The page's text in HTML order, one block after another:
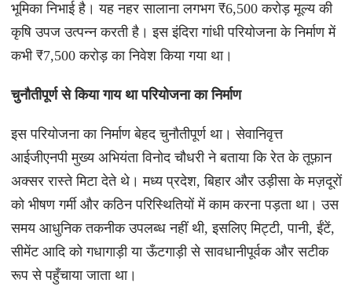
भूमिका निभाई है। यह नहर सालाना लगभग ₹6,500 करोड़ मूल्य की
कृषि उपज उत्पन्न करती है। इस इंदिरा गांधी परियोजना के निर्माण में
कभी ₹7,500 करोड़ का निवेश किया गया था।
चुनौतीपूर्ण से किया गाय था परियोजना का निर्माण
इस परियोजना का निर्माण बेहद चुनौतीपूर्ण था। सेवानिवृत्त
आईजीएनपी मुख्य अभियंता विनोद चौधरी ने बताया कि रेत के तूफ़ान
अक्सर रास्ते मिटा देते थे। मध्य प्रदेश, बिहार और उड़ीसा के मज़दूरों
को भीषण गर्मी और कठिन परिस्थितियों में काम करना पड़ता था। उस
समय आधुनिक तकनीक उपलब्ध नहीं थी, इसलिए मिट्टी, पानी, ईंटें,
सीमेंट आदि को गधागाड़ी या ऊँटगाड़ी से सावधानीपूर्वक और सटीक
रूप से पहुँचाया जाता था।